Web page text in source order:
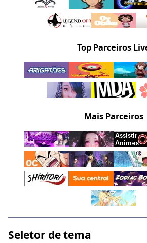
Top Parceiros
Mais Parceiros
Seletor de tema